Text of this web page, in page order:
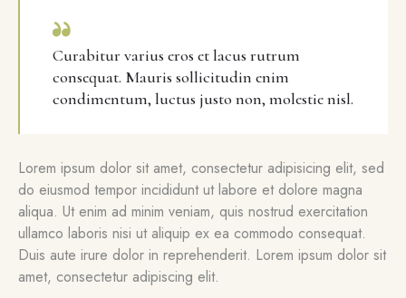
Curabitur varius eros et lacus rutrum
consequat. Mauris sollicitudin enim
condimentum, luctus justo non, molestie nisl.
Lorem ipsum dolor sit amet, consectetur adipisicing elit, sed
do eiusmod tempor incididunt ut labore et dolore magna
aliqua. Ut enim ad minim veniam, quis nostrud exercitation
ullamco laboris nisi ut aliquip ex ea commodo consequat.
Duis aute irure dolor in reprehenderit. Lorem ipsum dolor sit
amet, consectetur adipiscing elit.